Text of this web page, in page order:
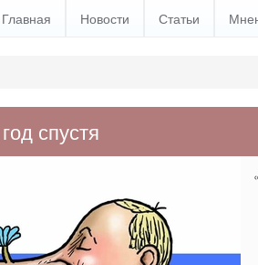
Главная Новости Статьи
спустя